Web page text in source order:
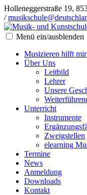
Holleneggerstraße 19,
/
Menü ein/ausblenden
Musizieren hilft
Über Uns
Leitbild
Lehrer
Unsere
Unterricht
Instrumente
Zweigstellen
elearning
Termine
News
Anmeldung
Downloads
Kontakt